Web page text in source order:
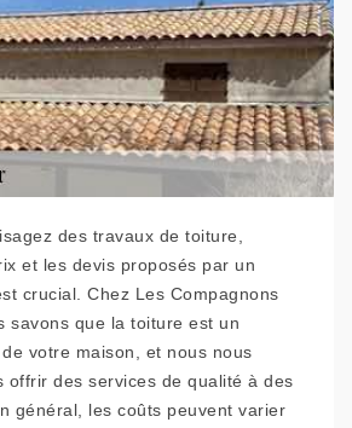
des travaux de toiture,
et les devis proposés par un
crucial. Chez Les Compagnons
savons que la toiture est un
votre maison, et nous nous
offrir des services de qualité à des
général, les coûts peuvent varier